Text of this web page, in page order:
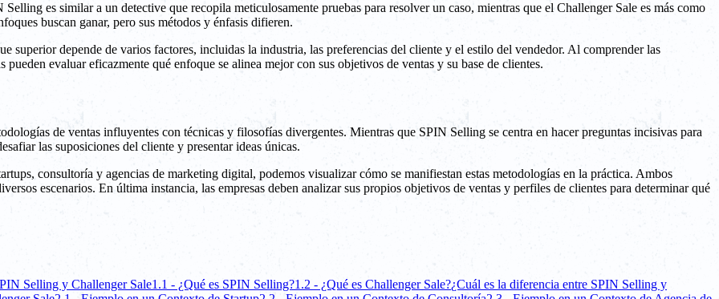
es similar a un detective que recopila meticulosamente pruebas para resolver un caso, mientras que el Challenger Sale es más como
buscan ganar, pero sus métodos y énfasis difieren.
superior depende de varios factores, incluidas la industria, las preferencias del cliente y el estilo del vendedor. Al comprender las
evaluar eficazmente qué enfoque se alinea mejor con sus objetivos de ventas y su base de clientes.
de ventas influyentes con técnicas y filosofías divergentes. Mientras que SPIN Selling se centra en hacer preguntas incisivas para
las suposiciones del cliente y presentar ideas únicas.
consultoría y agencias de marketing digital, podemos visualizar cómo se manifiestan estas metodologías en la práctica. Ambos
escenarios. En última instancia, las empresas deben analizar sus propios objetivos de ventas y perfiles de clientes para determinar qué
Selling y Challenger Sale1.1 - ¿Qué es SPIN Selling?1.2 - ¿Qué es Challenger Sale?¿Cuál es la diferencia entre SPIN Selling y